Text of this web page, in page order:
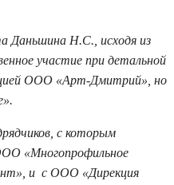
Даньшина Н.С., исходя из
участие при детальной
ООО «Арт-Дмитрий», но
с которым
«Многопрофильное
и с ООО «Дирекция